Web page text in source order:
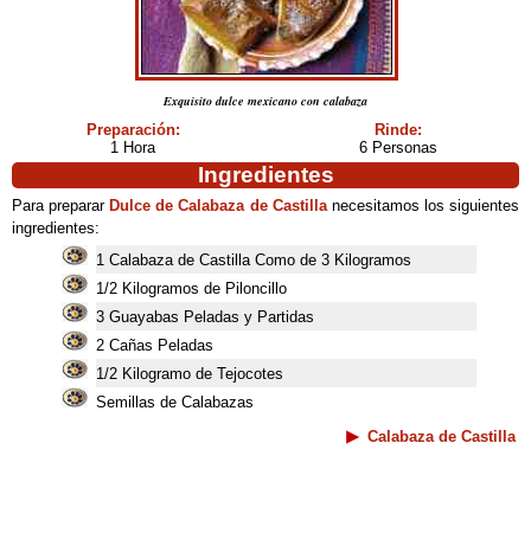
Exquisito dulce mexicano con calabaza
Preparación:
1 Hora
Rinde:
6 Personas
Ingredientes
Para preparar Dulce de Calabaza de Castillanecesitamos los siguientes
ingredientes:
1 Calabaza de Castilla Como de 3 Kilogramos
1/2 Kilogramos de Piloncillo
3 Guayabas Peladas y Partidas
2 Cañas Peladas
1/2 Kilogramo de Tejocotes
Semillas de Calabazas
Calabaza de Castilla